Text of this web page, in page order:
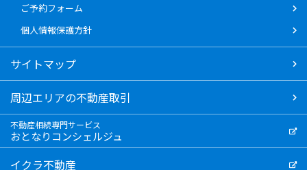
ご予約フォーム
個人情報保護方針
サイトマップ
周辺エリアの不動産取引
不動産相続専門サービス
おとなりコンシェルジュ
イクラ不動産